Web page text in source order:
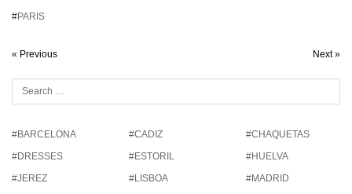
#PARIS
« Previous Next »
#BARCELONA #CADIZ
#CHAQUETAS
#DRESSES
#ESTORIL
#HUELVA
#JEREZ
#LISBOA
#MADRID